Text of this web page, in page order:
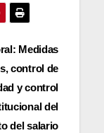
Medidas
control de
y control
del
del salario